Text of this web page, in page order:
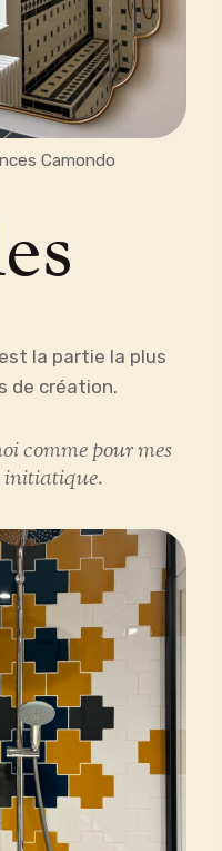
Camondo
la partie la plus
de création.
comme pour mes
initiatique.